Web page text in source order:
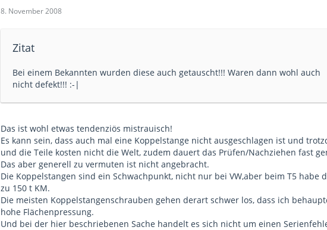
8. November 2008
Zitat
Bei einem Bekannten wurden diese auch getauscht!!! Waren dann wohl auch
nicht defekt!!! :-|
Das ist wohl etwas tendenziös mistrauisch!
Es kann sein, dass auch mal eine Koppelstange nicht ausgeschlagen ist und
und die Teile kosten nicht die Welt, zudem dauert das Prüfen/Nachziehen fast
Das aber generell zu vermuten ist nicht angebracht.
Die Koppelstangen sind ein Schwachpunkt, nicht nur bei VW,aber beim T5
zu 150 t KM.
Die meisten Koppelstangenschrauben gehen derart schwer los, dass ich
hohe Flächenpressung.
Und bei der hier beschriebenen Sache handelt es sich nicht um einen